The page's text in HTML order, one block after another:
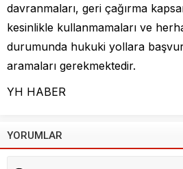
davranmaları, geri çağırma
kesinlikle kullanmamaları ve
durumunda hukuki yollara
aramaları gerekmektedir.
YH HABER
YORUMLAR